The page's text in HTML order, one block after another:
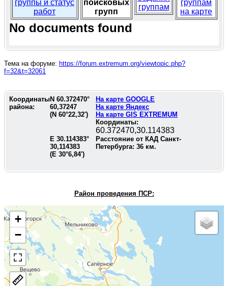
группы и статус
работ
поисковых
групп
группам
группам
на карте
No documents found
Тема на форуме: https://forum.extremum.org/viewtopic.php?
f=32&t=32061
Координаты
района:
N 60.372470°
60,37247
(N 60°22,32')
На карте GOOGLE
На карте Яндекс
На карте GIS EXTREMUM
Координаты:
60.372470,30.114383
E 30.114383°
30,114383
(E 30°6,84')
Расстояние от КАД Санкт-
Петербурга: 36 км.
Район проведения ПСР:
+
−